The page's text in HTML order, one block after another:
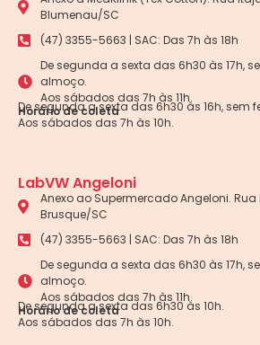
Blumenau/SC
(47) 3355-5663 | SAC: Das 7h às 18h
De segunda a sexta das 6h30 às 17h,
almoço.
Aos sábados das 7h às 11h.
Horário de coleta
De segunda a sexta das 6h30 às 16h, sem
Aos sábados das 7h às 10h.
LabVW Angeloni
Anexo ao Supermercado Angeloni. Rua
Brusque/SC
(47) 3355-5663 | SAC: Das 7h às 18h
De segunda a sexta das 6h30 às 17h,
almoço.
Aos sábados das 7h às 11h.
Horário de coleta
De segunda a sexta das 6h30 às 10h.
Aos sábados das 7h às 10h.